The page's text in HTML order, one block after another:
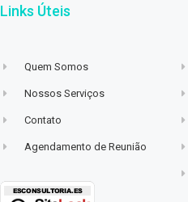
Links Úteis
Quem Somos
Nossos Serviços
Contato
Agendamento de Reunião